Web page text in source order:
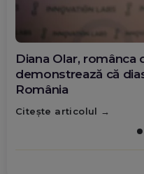
Diana Olar, românca
demonstrează că
România
Citește articolul